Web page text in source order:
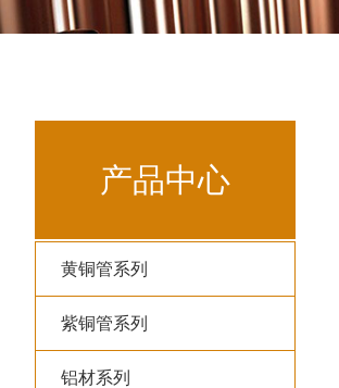
产品中心
黄铜管系列
紫铜管系列
铝材系列